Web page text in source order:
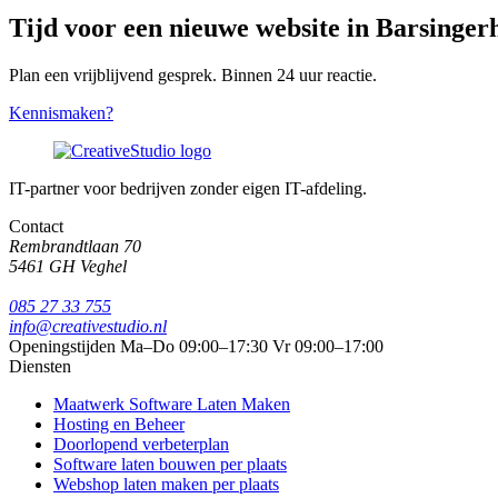
Tijd voor een nieuwe website in
Plan een vrijblijvend gesprek. Binnen 24 uur reactie.
Kennismaken?
IT-partner voor bedrijven zonder eigen IT-afdeling.
Contact
Rembrandtlaan 70
5461 GH Veghel
085 27 33 755
info@creativestudio.nl
Openingstijden Ma–Do 09:00–17:30 Vr 09:00–17:00
Diensten
Maatwerk Software Laten Maken
Hosting en Beheer
Doorlopend verbeterplan
Software laten bouwen per plaats
Webshop laten maken per plaats